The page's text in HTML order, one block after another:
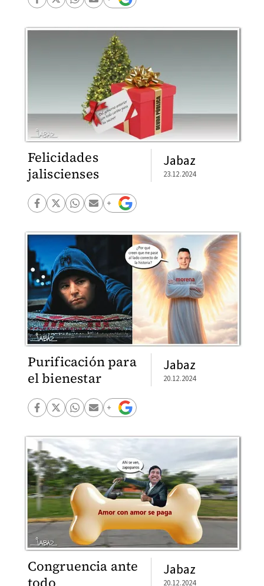
Felicidades
jaliscienses
Jabaz
23.12.2024
Purificación para
el bienestar
Jabaz
20.12.2024
Congruencia ante
todo
Jabaz
20.12.2024